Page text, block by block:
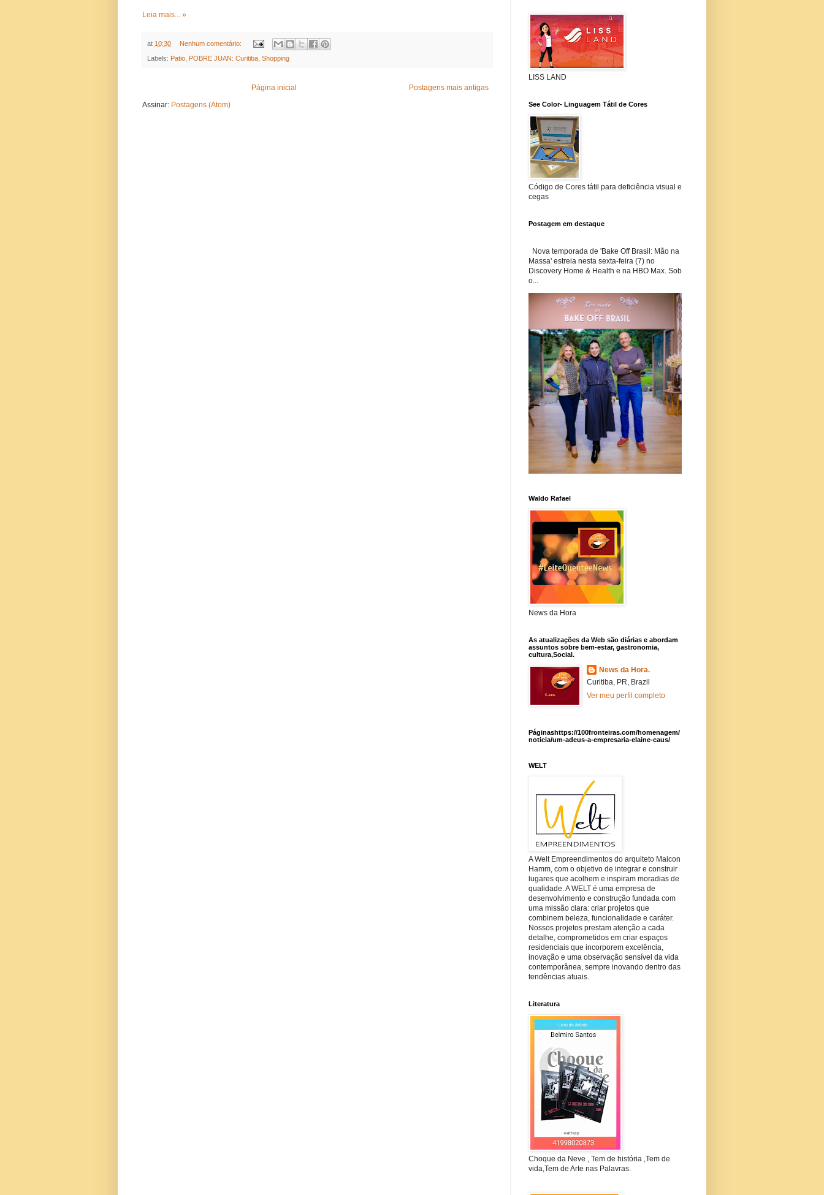
Leia mais... »
at 10:30 Nenhum comentário:
Labels: Patio POBRE JUAN: Curitiba Shopping
Postagens mais antigas
Página inicial
Assinar: Postagens (Atom)
LISS LAND
See Color- Linguagem Tátil de Cores
Código de Cores tátil para deficiência visual e
cegas
Postagem em destaque
Nova temporada de 'Bake Off Brasil: Mão na
Massa' estreia nesta sexta-feira (7) no
Discovery Home & Health e na HBO Max. Sob
o...
Waldo Rafael
News da Hora
As atualizações da Web são diárias e abordam
assuntos sobre bem-estar, gastronomia,
cultura,Social.
News da Hora.
Curitiba, PR, Brazil
Ver meu perfil completo
Páginashttps://100fronteiras.com/homenagem/
noticia/um-adeus-a-empresaria-elaine-caus/
WELT
A Welt Empreendimentos do arquiteto Maicon
Hamm, com o objetivo de integrar e construir
lugares que acolhem e inspiram moradias de
qualidade. A WELT é uma empresa de
desenvolvimento e construção fundada com
uma missão clara: criar projetos que
combinem beleza, funcionalidade e caráter.
Nossos projetos prestam atenção a cada
detalhe, comprometidos em criar espaços
residenciais que incorporem excelência,
inovação e uma observação sensível da vida
contemporânea, sempre inovando dentro das
tendências atuais.
Literatura
Choque da Neve , Tem de história ,Tem de
vida,Tem de Arte nas Palavras.